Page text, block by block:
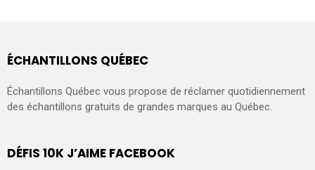
ÉCHANTILLONS QUÉBEC
Échantillons Québec vous propose de réclamer quotidiennement
des échantillons gratuits de grandes marques au Québec.
DÉFIS 10K J’AIME FACEBOOK